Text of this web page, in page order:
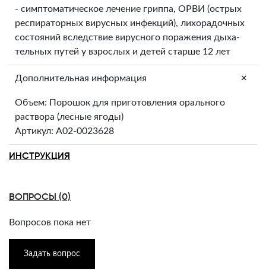
- симптоматическое лечение гриппа, ОРВИ (острых
респираторных вирусных инфекций), лихорадочных
состояний вследствие вирусного поражения дыха-
тельных путей у взрослых и детей старше 12 лет
Дополнительная информация +
Объем: Порошок для приготовления орального
раствора (лесные ягоды)
Артикул: A02-0023628
ИНСТРУКЦИЯ
ВОПРОСЫ (0)
Вопросов пока нет
Задать вопрос